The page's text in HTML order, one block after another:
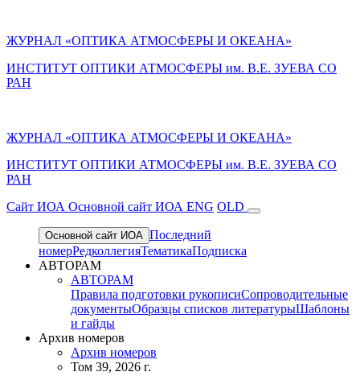
ЖУРНАЛ «ОПТИКА АТМОСФЕРЫ И ОКЕАНА»
ИНСТИТУТ ОПТИКИ АТМОСФЕРЫ им. В.Е. ЗУЕВА СО
РАН
ЖУРНАЛ «ОПТИКА АТМОСФЕРЫ И ОКЕАНА»
ИНСТИТУТ ОПТИКИ АТМОСФЕРЫ им. В.Е. ЗУЕВА СО
РАН
Cайт ИОА Основной сайт ИОА ENG OLD
Основной сайт ИОА Последний
номерРедколлегияТематикаПодписка
АВТОРАМ
АВТОРАМ
Правила подготовки рукописиСопроводительные
документыОбразцы списков литературыШаблоны
и гайды
Архив номеров
Архив номеров
Том 39, 2026 г.